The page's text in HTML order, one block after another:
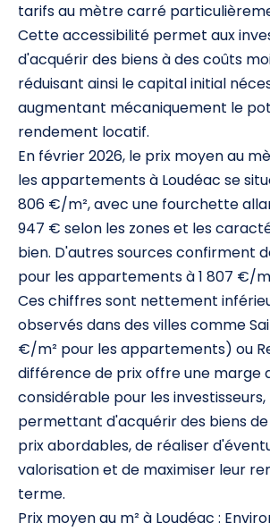
tarifs au mètre carré
Cette accessibilité permet aux
d'acquérir des biens à des coûts
réduisant ainsi le capital initial
augmentant mécaniquement le
rendement locatif.
En février 2026, le prix moyen au
les appartements à Loudéac se
806 €/m², avec une fourchette
947 € selon les zones et les
bien. D'autres sources confirment
pour les appartements à 1 807 €/
Ces chiffres sont nettement
observés dans des villes comme
€/m² pour les appartements) ou
différence de prix offre une
considérable pour les investisseurs,
permettant d'acquérir des biens
prix abordables, de réaliser
valorisation et de maximiser leur
terme.
Prix moyen au m² à Loudéac :